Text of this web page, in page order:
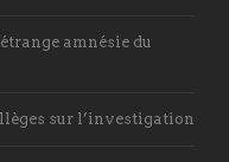
amnésie du
sur l’investigation